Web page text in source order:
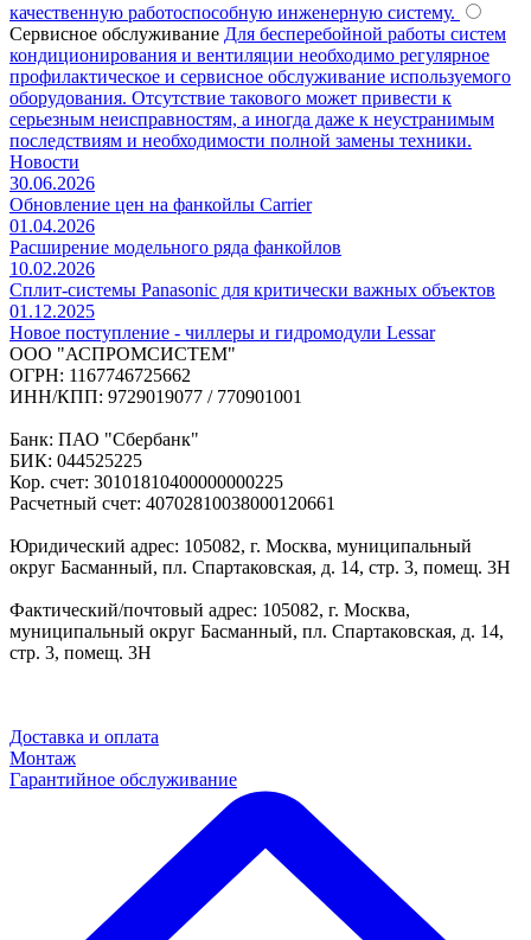
качественную работоспособную инженерную систему.
Сервисное обслуживание Для бесперебойной работы систем
кондиционирования и вентиляции необходимо регулярное
профилактическое и сервисное обслуживание используемого
оборудования. Отсутствие такового может привести к
серьезным неисправностям, а иногда даже к неустранимым
последствиям и необходимости полной замены техники.
Новости
30.06.2026
Обновление цен на фанкойлы Carrier
01.04.2026
Расширение модельного ряда фанкойлов
10.02.2026
Сплит-системы Panasonic для критически важных объектов
01.12.2025
Новое поступление - чиллеры и гидромодули Lessar
ООО "АСПРОМСИСТЕМ"
ОГРН: 1167746725662
ИНН/КПП: 9729019077 / 770901001
Банк: ПАО "Сбербанк"
БИК: 044525225
Кор. счет: 30101810400000000225
Расчетный счет: 40702810038000120661
Юридический адрес: 105082, г. Москва, муниципальный
округ Басманный, пл. Спартаковская, д. 14, стр. 3, помещ. 3Н
Фактический/почтовый адрес: 105082, г. Москва,
муниципальный округ Басманный, пл. Спартаковская, д. 14,
стр. 3, помещ. 3Н
Доставка и оплата
Монтаж
Гарантийное обслуживание